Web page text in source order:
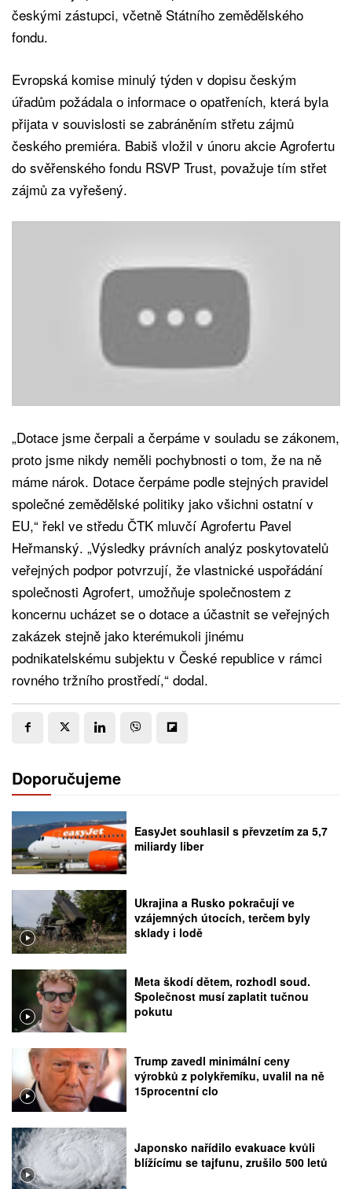
českými zástupci, včetně Státního zemědělského
fondu.
Evropská komise minulý týden v dopisu českým
úřadům požádala o informace o opatřeních, která byla
přijata v souvislosti se zabráněním střetu zájmů
českého premiéra. Babiš vložil v únoru akcie Agrofertu
do svěřenského fondu RSVP Trust, považuje tím střet
zájmů za vyřešený.
„Dotace jsme čerpali a čerpáme v souladu se zákonem,
proto jsme nikdy neměli pochybnosti o tom, že na ně
máme nárok. Dotace čerpáme podle stejných pravidel
společné zemědělské politiky jako všichni ostatní v
EU,“ řekl ve středu ČTK mluvčí Agrofertu Pavel
Heřmanský. „Výsledky právních analýz poskytovatelů
veřejných podpor potvrzují, že vlastnické uspořádání
společnosti Agrofert, umožňuje společnostem z
koncernu ucházet se o dotace a účastnit se veřejných
zakázek stejně jako kterémukoli jinému
podnikatelskému subjektu v České republice v rámci
rovného tržního prostředí,“ dodal.
Doporučujeme
EasyJet souhlasil s převzetím za 5,7
miliardy liber
Ukrajina a Rusko pokračují ve
vzájemných útocích, terčem byly
sklady i lodě
Meta škodí dětem, rozhodl soud.
Společnost musí zaplatit tučnou
pokutu
Trump zavedl minimální ceny
výrobků z polykřemíku, uvalil na ně
15procentní clo
Japonsko nařídilo evakuace kvůli
blížícímu se tajfunu, zrušilo 500 letů